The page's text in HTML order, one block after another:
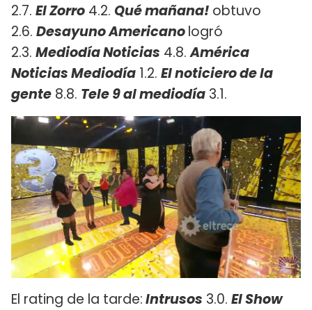
2.7. El Zorro 4.2. Qué mañana! obtuvo
2.6. Desayuno Americanologró
2.3. Mediodía Noticias 4.8.América
Noticias Mediodía 1.2. El noticiero de la
gente 8.8. Tele 9 al mediodía 3.1.
El rating de la tarde:Intrusos 3.0. El Show